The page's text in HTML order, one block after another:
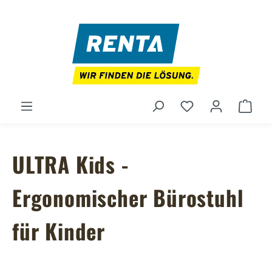
Du hast 0
ULTRA Kids -
Ergonomischer Bürostuhl
für Kinder